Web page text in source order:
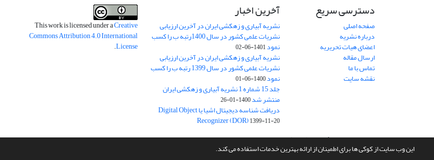
این وب سایت از کوکی ها برای اطمینان از ارائه بهترین خدمات استفاده می کند.
دسترسی سریع
صفحه اصلی
درباره نشریه
اعضای هیات تحریریه
ارسال مقاله
تماس با ما
نقشه سایت
آخرین اخبار
نشریه آبیاری و زهکشی ایران در آخرین ارزیابی
نشریات علمی کشور در سال 1400رتبه ب را کسب
نمود1401-06-02
نشریه آبیاری و زهکشی ایران در آخرین ارزیابی
نشریات علمی کشور در سال 1399 رتبه ب را کسب
نمود1400-06-01
جلد 15 شماره 1 نشریه آبیاری و زهکشی ایران
منتشر شد1400-01-26
دریافت شناسه دیجیتال اشیا یا Digital Object
Recognizer (DOR)1399-11-20
This work is licensed under aCreative
Commons Attribution 4.0 International
License
.
سامانه مدیریت نشریات علمی.طراحی و پیاده سازی ازسیناوب